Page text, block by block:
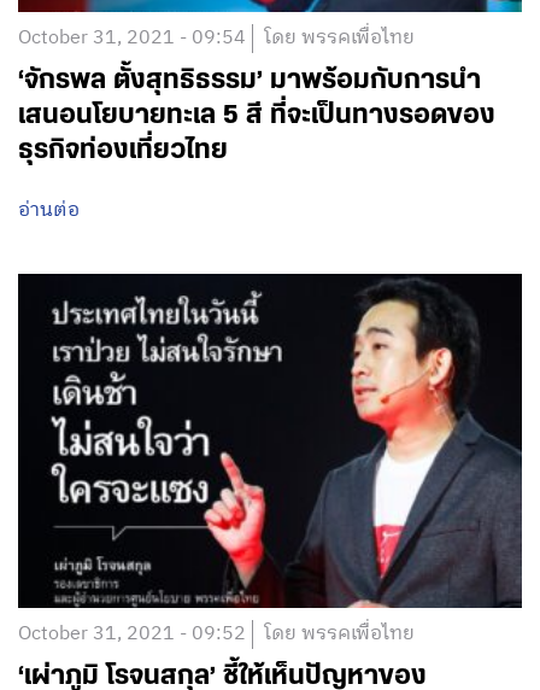
October 31, 2021 - 09:54 โดย พรรคเพื่อไทย
‘จักรพล ตั้งสุทธิธรรม’ มาพร้อมกับการนำ
เสนอนโยบายทะเล 5 สี ที่จะเป็นทางรอดของ
ธุรกิจท่องเที่ยวไทย
อ่านต่อ
October 31, 2021 - 09:52 โดย พรรคเพื่อไทย
‘เผ่าภูมิ โรจนสกุล’ ชี้ให้เห็นปัญหาของ